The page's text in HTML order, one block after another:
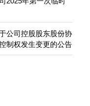
公司控股股东股份协
制权发生变更的公告